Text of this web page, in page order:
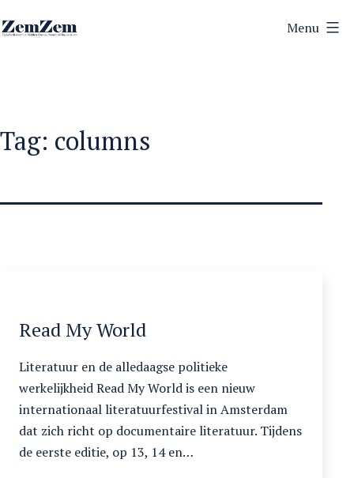
naar
Menu
Tag: columns
Read My World
Literatuur en de alledaagse politieke
werkelijkheid Read My World is een nieuw
internationaal literatuurfestival in Amsterdam
dat zich richt op documentaire literatuur. Tijdens
de eerste editie, op 13, 14 en…